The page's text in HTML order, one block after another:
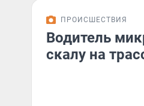
ПРОИСШЕСТВИЯ
Водитель
скалу на